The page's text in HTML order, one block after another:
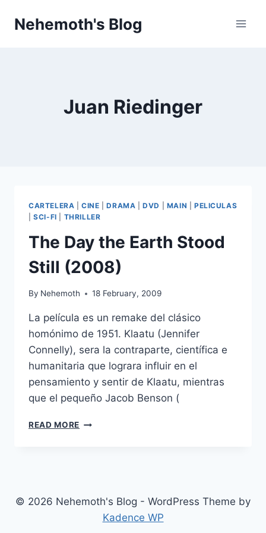
Nehemoth's Blog
Juan Riedinger
CARTELERA |CINE |DRAMA |DVD MAIN
PELICULAS
|SCI-FI THRILLER
The Day the Earth Stood
Still (2008)
By Nehemoth 18 February, 2009
La película es un remake del clásico
homónimo de 1951. Klaatu (Jennifer
Connelly), sera la contraparte, científica e
humanitaria que lograra influir en el
pensamiento y sentir de Klaatu, mientras
que el pequeño Jacob Benson (
READ MORE THE
(2008)
© 2026 Nehemoth's Blog - WordPress Theme by
Kadence WP